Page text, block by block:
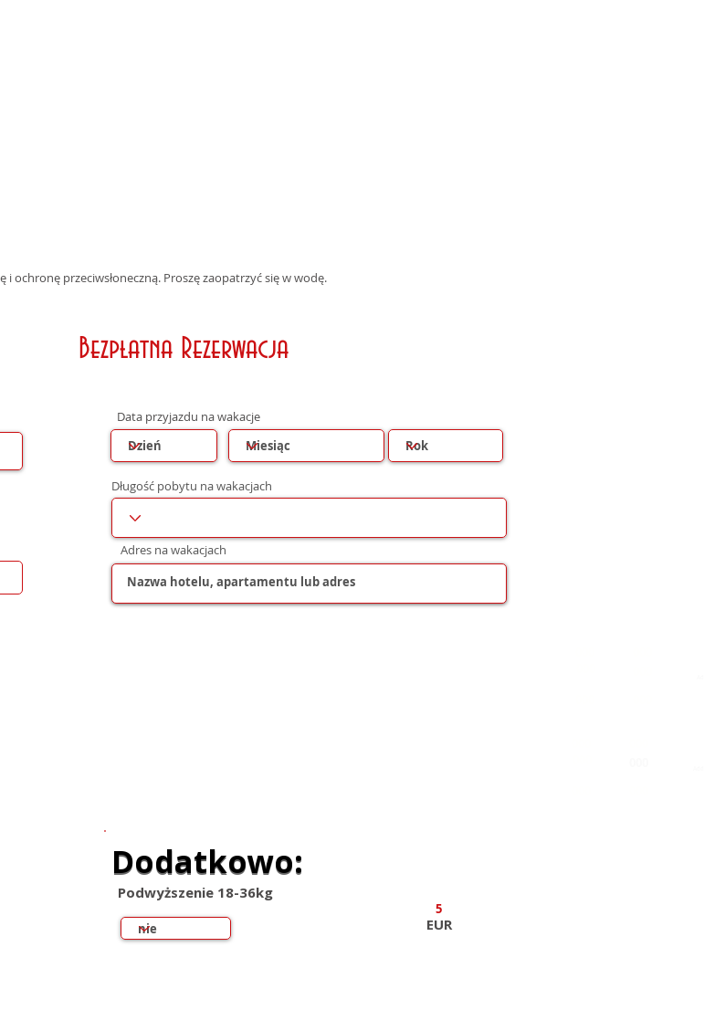
przeciwsłoneczną. Proszę zaopatrzyć się w wodę.
Bezpłatna Rezerwacja
Data przyjazdu na wakacje
Długość pobytu na wakacjach
Adres na wakacjach
Dodatkowo:
Dodatkowo:
Podwyższenie 18-36kg
EUR
5